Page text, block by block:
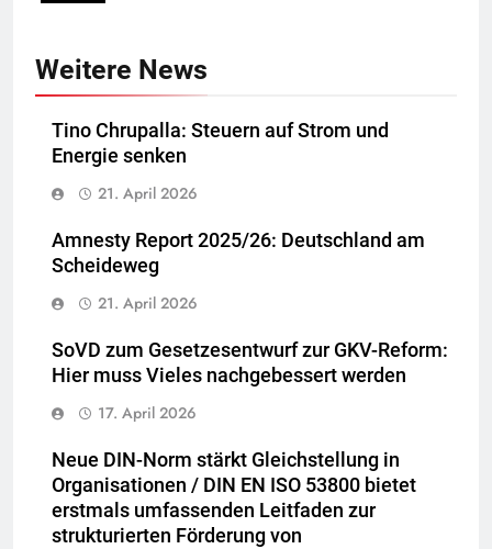
Weitere News
Tino Chrupalla: Steuern auf Strom und
Energie senken
21. April 2026
Amnesty Report 2025/26: Deutschland am
Scheideweg
21. April 2026
SoVD zum Gesetzesentwurf zur GKV-Reform:
Hier muss Vieles nachgebessert werden
17. April 2026
Neue DIN-Norm stärkt Gleichstellung in
Organisationen / DIN EN ISO 53800 bietet
erstmals umfassenden Leitfaden zur
strukturierten Förderung von